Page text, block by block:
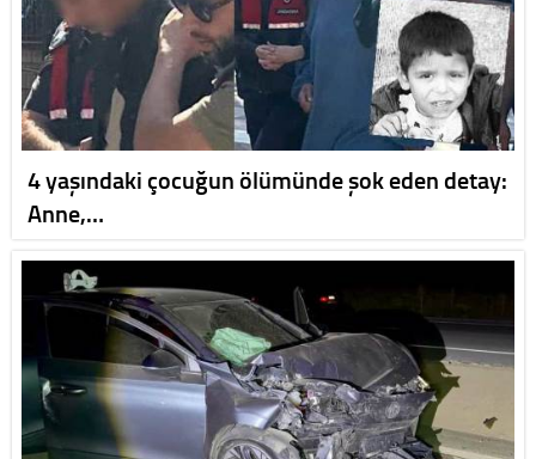
4 yaşındaki çocuğun ölümünde şok eden detay:
Anne,…